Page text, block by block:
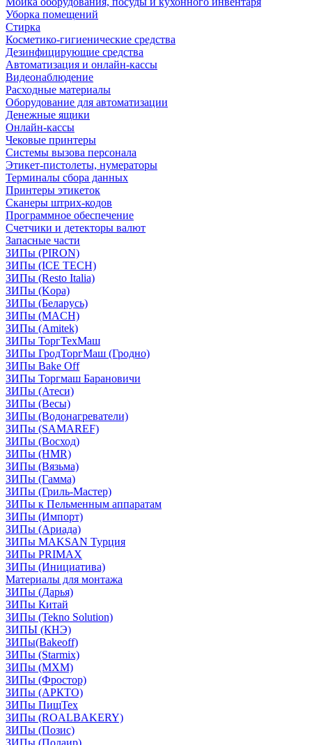
Уборка помещений
Стирка
Косметико-гигиенические средства
Дезинфицирующие средства
Автоматизация и онлайн-кассы
Видеонаблюдение
Расходные материалы
Оборудование для автоматизации
Денежные ящики
Онлайн-кассы
Чековые принтеры
Системы вызова персонала
Этикет-пистолеты, нумераторы
Терминалы сбора данных
Принтеры этикеток
Сканеры штрих-кодов
Программное обеспечение
Счетчики и детекторы валют
Запасные части
ЗИПы (PIRON)
ЗИПы (ICE TECH)
ЗИПы (Resto Italia)
ЗИПы (Kopa)
ЗИПы (Беларусь)
ЗИПы (MACH)
ЗИПы (Amitek)
ЗИПы ТоргТехМаш
ЗИПы ГродТоргМаш (Гродно)
ЗИПы Bake Off
ЗИПы Торгмаш Барановичи
ЗИПы (Атеси)
ЗИПы (Весы)
ЗИПы (Водонагреватели)
ЗИПы (SAMAREF)
ЗИПы (Восход)
ЗИПы (HMR)
ЗИПы (Вязьма)
ЗИПы (Гамма)
ЗИПы (Гриль-Мастер)
ЗИПы к Пельменным аппаратам
ЗИПы (Импорт)
ЗИПы (Ариада)
ЗИПы MAKSAN Турция
ЗИПы PRIMAX
ЗИПы (Инициатива)
Материалы для монтажа
ЗИПы (Дарья)
ЗИПы Китай
ЗИПы (Tekno Solution)
ЗИПЫ (КНЭ)
ЗИПы(Bakeoff)
ЗИПы (Starmix)
ЗИПы (МХМ)
ЗИПы (Фростор)
ЗИПы (АРКТО)
ЗИПы ПищТех
ЗИПы (ROALBAKERY)
ЗИПы (Позис)
ЗИПы (Полаир)